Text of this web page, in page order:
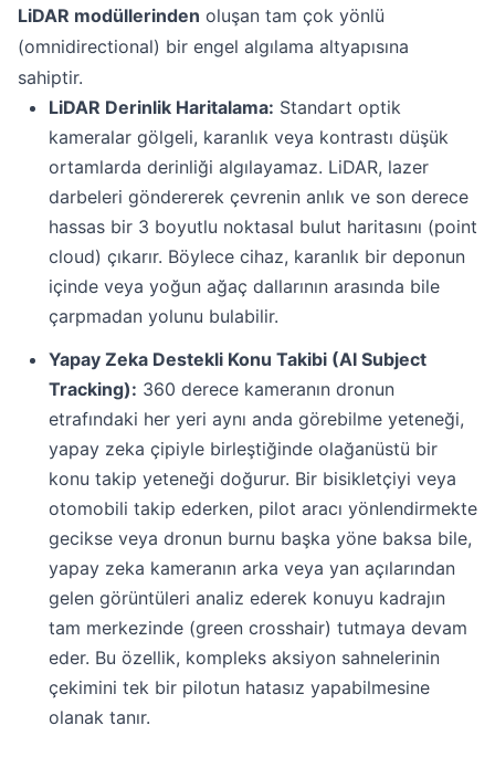
LiDAR modüllerinden oluşan tam çok yönlü
(omnidirectional) bir engel algılama altyapısına
sahiptir.
LiDAR Derinlik Haritalama: Standart optik
kameralar gölgeli, karanlık veya kontrastı düşük
ortamlarda derinliği algılayamaz. LiDAR, lazer
darbeleri göndererek çevrenin anlık ve son derece
hassas bir 3 boyutlu noktasal bulut haritasını (point
cloud) çıkarır. Böylece cihaz, karanlık bir deponun
içinde veya yoğun ağaç dallarının arasında bile
çarpmadan yolunu bulabilir.
Yapay Zeka Destekli Konu Takibi (AI Subject
Tracking): 360 derece kameranın dronun
etrafındaki her yeri aynı anda görebilme yeteneği,
yapay zeka çipiyle birleştiğinde olağanüstü bir
konu takip yeteneği doğurur. Bir bisikletçiyi veya
otomobili takip ederken, pilot aracı yönlendirmekte
gecikse veya dronun burnu başka yöne baksa bile,
yapay zeka kameranın arka veya yan açılarından
gelen görüntüleri analiz ederek konuyu kadrajın
tam merkezinde (green crosshair) tutmaya devam
eder. Bu özellik, kompleks aksiyon sahnelerinin
çekimini tek bir pilotun hatasız yapabilmesine
olanak tanır.